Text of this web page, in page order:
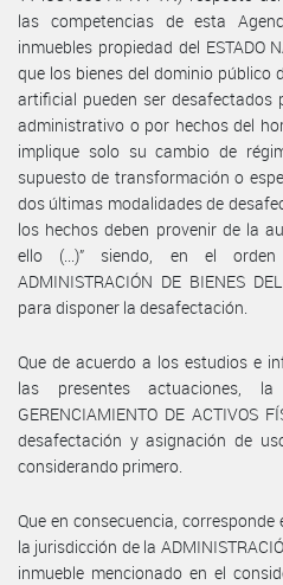
las competencias de esta
inmuebles propiedad del ESTADO
que los bienes del dominio público
artificial pueden ser
administrativo o por hechos del
implique solo su cambio de
supuesto de transformación o
dos últimas modalidades de
los hechos deben provenir de la
ello (...)” siendo, en el
ADMINISTRACIÓN DE BIENES
para disponer la desafectación.
Que de acuerdo a los estudios e
las presentes actuaciones, la
GERENCIAMIENTO DE ACTIVOS
desafectación y asignación de
considerando primero.
Que en consecuencia,
la jurisdicción de la
inmueble mencionado en el